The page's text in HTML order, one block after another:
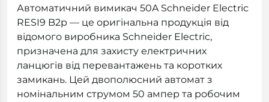
Автоматичний вимикач 50A Schneider Electric
RESI9 B2р — це оригінальна продукція від
відомого виробника Schneider Electric,
призначена для захисту електричних
ланцюгів від перевантажень та коротких
замикань. Цей двополюсний автомат з
номінальним струмом 50 ампер та робочим